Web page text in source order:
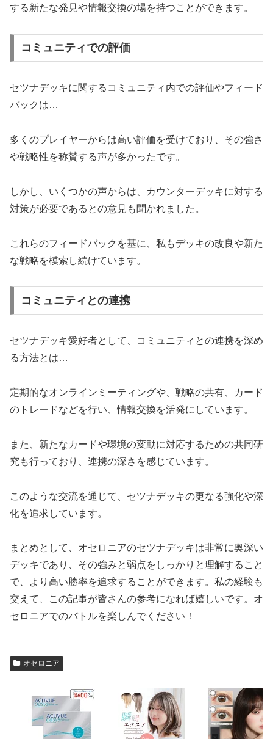
する新たな発見や情報交換の場を持つことができます。
コミュニティでの評価
セツナデッキに関するコミュニティ内での評価やフィード
バックは…
多くのプレイヤーからは高い評価を受けており、その強さ
や戦略性を称賛する声が多かったです。
しかし、いくつかの声からは、カウンターデッキに対する
対策が必要であるとの意見も聞かれました。
これらのフィードバックを基に、私もデッキの改良や新た
な戦略を模索し続けています。
コミュニティとの連携
セツナデッキ愛好者として、コミュニティとの連携を深め
る方法とは…
定期的なオンラインミーティングや、戦略の共有、カード
のトレードなどを行い、情報交換を活発にしています。
また、新たなカードや環境の変動に対応するための共同研
究も行っており、連携の深さを感じています。
このような交流を通じて、セツナデッキの更なる強化や深
化を追求しています。
まとめとして、オセロニアのセツナデッキは非常に奥深い
デッキであり、その強みと弱点をしっかりと理解すること
で、より高い勝率を追求することができます。私の経験も
交えて、この記事が皆さんの参考になれば嬉しいです。オ
セロニアでのバトルを楽しんでください！
オセロニア